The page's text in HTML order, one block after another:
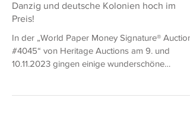
15. Nov. 2023
2 Min. Lesezeit
Preis!
In der „World Paper Money Signature® Auction
#4045“ von Heritage Auctions am 9. und
Banknoten von Danzig, Deutschland und den